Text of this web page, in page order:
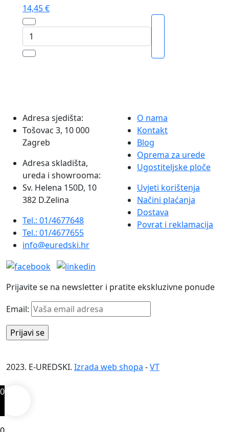
14,45€
Zamjenski
noževi
-3
Adresa sjedišta:
Tošovac 3, 10 000
Zagreb
Adresa skladišta,
ureda i showrooma:
Sv. Helena 150D, 10
382 D.Zelina
Tel.: 01/4677648
Tel.: 01/4677655
info@euredski.hr
O nama
Kontakt
Blog
Oprema za urede
Ugostiteljske ploče
Uvjeti korištenja
Načini plaćanja
Dostava
Povrat i reklamacija
Prijavite se na newsletter i pratite ekskluzivne ponude
Email:
2023. E-UREDSKI. Izrada web shopa -VT
0